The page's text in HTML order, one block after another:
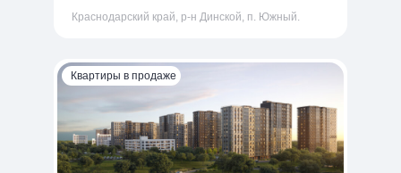
Краснодарский край, р-н Динской, п. Южный.
Квартиры в продаже